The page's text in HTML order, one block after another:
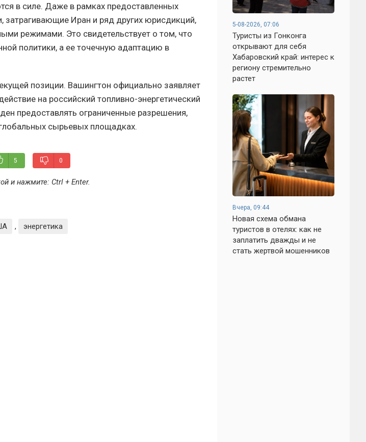
в силе. Даже в рамках предоставленных
Иран и ряд других юрисдикций,
режимами. Это свидетельствует о том, что
политики, а ее точечную адаптацию в
позиции. Вашингтон официально заявляет
на российский топливно-энергетический
предоставлять ограниченные разрешения,
сырьевых площадках.
5 0
и нажмите: Ctrl + Enter.
, энергетика
5-08-2026, 07:06
Туристы из Гонконга
открывают для себя
Хабаровский край: интерес к
региону стремительно
растет
Вчера, 09:44
Новая схема обмана
туристов в отелях: как не
заплатить дважды и не
стать жертвой мошенников